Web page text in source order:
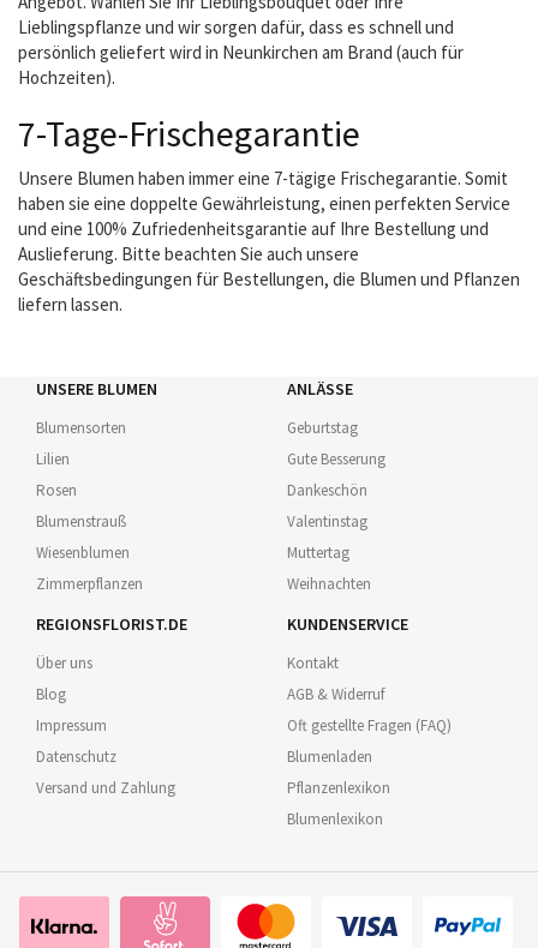
Lieblingspflanze und wir sorgen dafür, dass es schnell und
persönlich geliefert wird in Neunkirchen am Brand (auch für
Hochzeiten).
7-Tage-Frischegarantie
Unsere Blumen haben immer eine 7-tägige Frischegarantie. Somit
haben sie eine doppelte Gewährleistung, einen perfekten Service
und eine 100% Zufriedenheitsgarantie auf Ihre Bestellung und
Auslieferung. Bitte beachten Sie auch unsere
Geschäftsbedingungen für Bestellungen, die Blumen und Pflanzen
liefern lassen.
UNSERE BLUMEN
Blumensorten
Lilien
Rosen
Blumenstrauß
Wiesenblumen
Zimmerpflanzen
ANLÄSSE
Geburtstag
Gute Besserung
Dankeschön
Valentinstag
Muttertag
Weihnachten
REGIONSFLORIST.DE
Über uns
Blog
Impressum
Datenschutz
Versand und Zahlung
KUNDENSERVICE
Kontakt
AGB & Widerruf
Oft gestellte Fragen (FAQ)
Blumenladen
Pflanzenlexikon
Blumenlexikon